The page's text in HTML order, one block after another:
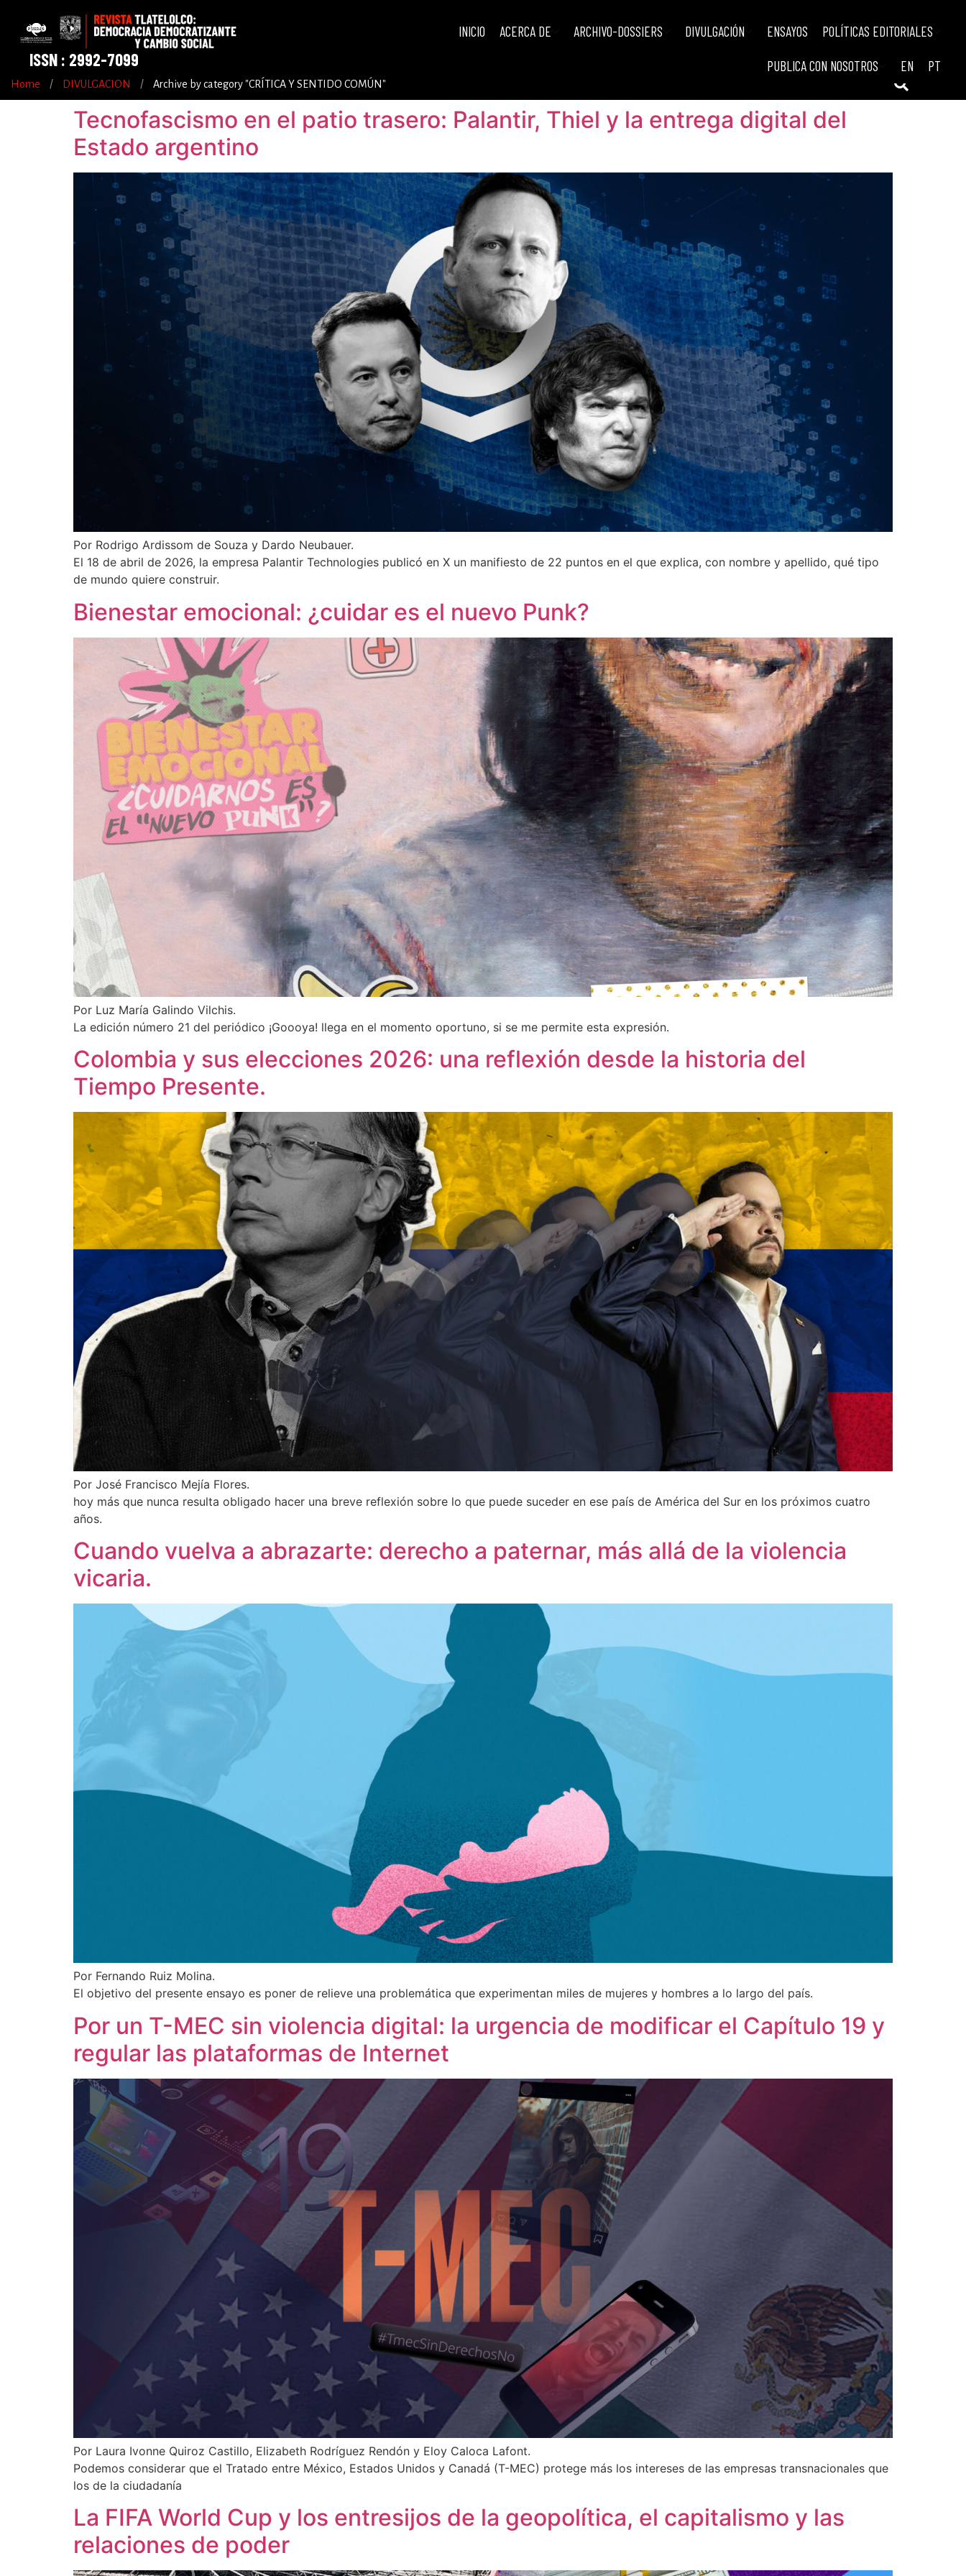
ISSN : 2992-7099
INICIO ACERCA DE ARCHIVO-DOSSIERS DIVULGACIÓN ENSAYOS POLÍTICAS EDITORIALES
PUBLICA CON NOSOTROS EN PT
Home / DIVULGACION / Archive by category "CRÍTICA Y SENTIDO COMÚN"
Tecnofascismo en el patio trasero: Palantir, Thiel y la entrega digital del
Estado argentino
Por Rodrigo Ardissom de Souza y Dardo Neubauer.
El 18 de abril de 2026, la empresa Palantir Technologies publicó en X un manifiesto de 22 puntos en el que explica, con nombre y apellido, qué tipo
de mundo quiere construir.
Bienestar emocional: ¿cuidar es el nuevo Punk?
Por Luz María Galindo Vilchis.
La edición número 21 del periódico ¡Goooya! llega en el momento oportuno, si se me permite esta expresión.
Colombia y sus elecciones 2026: una reflexión desde la historia del
Tiempo Presente.
Por José Francisco Mejía Flores.
hoy más que nunca resulta obligado hacer una breve reflexión sobre lo que puede suceder en ese país de América del Sur en los próximos cuatro
años.
Cuando vuelva a abrazarte: derecho a paternar, más allá de la violencia
vicaria.
Por Fernando Ruiz Molina.
El objetivo del presente ensayo es poner de relieve una problemática que experimentan miles de mujeres y hombres a lo largo del país.
Por un T-MEC sin violencia digital: la urgencia de modificar el Capítulo 19 y
regular las plataformas de Internet
Por Laura Ivonne Quiroz Castillo, Elizabeth Rodríguez Rendón y Eloy Caloca Lafont.
Podemos considerar que el Tratado entre México, Estados Unidos y Canadá (T-MEC) protege más los intereses de las empresas transnacionales que
los de la ciudadanía
La FIFA World Cup y los entresijos de la geopolítica, el capitalismo y las
relaciones de poder